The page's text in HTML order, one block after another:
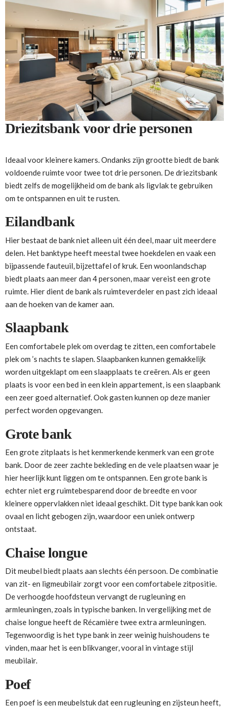
Driezitsbank voor drie personen
Ideaal voor kleinere kamers. Ondanks zijn grootte biedt de bank
voldoende ruimte voor twee tot drie personen. De driezitsbank
biedt zelfs de mogelijkheid om de bank als ligvlak te gebruiken
om te ontspannen en uit te rusten.
Eilandbank
Hier bestaat de bank niet alleen uit één deel, maar uit meerdere
delen. Het banktype heeft meestal twee hoekdelen en vaak een
bijpassende fauteuil, bijzettafel of kruk. Een woonlandschap
biedt plaats aan meer dan 4 personen, maar vereist een grote
ruimte. Hier dient de bank als ruimteverdeler en past zich ideaal
aan de hoeken van de kamer aan.
Slaapbank
Een comfortabele plek om overdag te zitten, een comfortabele
plek om ’s nachts te slapen. Slaapbanken kunnen gemakkelijk
worden uitgeklapt om een slaapplaats te creëren. Als er geen
plaats is voor een bed in een klein appartement, is een slaapbank
een zeer goed alternatief. Ook gasten kunnen op deze manier
perfect worden opgevangen.
Grote bank
Een grote zitplaats is het kenmerkende kenmerk van een grote
bank. Door de zeer zachte bekleding en de vele plaatsen waar je
hier heerlijk kunt liggen om te ontspannen. Een grote bank is
echter niet erg ruimtebesparend door de breedte en voor
kleinere oppervlakken niet ideaal geschikt. Dit type bank kan ook
ovaal en licht gebogen zijn, waardoor een uniek ontwerp
ontstaat.
Chaise longue
Dit meubel biedt plaats aan slechts één persoon. De combinatie
van zit- en ligmeubilair zorgt voor een comfortabele zitpositie.
De verhoogde hoofdsteun vervangt de rugleuning en
armleuningen, zoals in typische banken. In vergelijking met de
chaise longue heeft de Récamière twee extra armleuningen.
Tegenwoordig is het type bank in zeer weinig huishoudens te
vinden, maar het is een blikvanger, vooral in vintage stijl
meubilair.
Poef
Een poef is een meubelstuk dat een rugleuning en zijsteun heeft,